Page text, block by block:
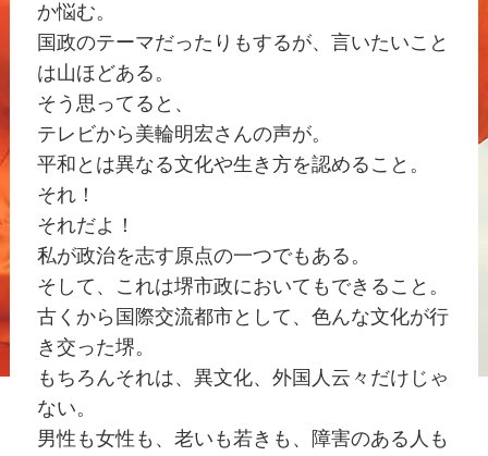
か悩む。
国政のテーマだったりもするが、言いたいこと
は山ほどある。
そう思ってると、
テレビから美輪明宏さんの声が。
平和とは異なる文化や生き方を認めること。
それ！
それだよ！
私が政治を志す原点の一つでもある。
そして、これは堺市政においてもできること。
古くから国際交流都市として、色んな文化が行
き交った堺。
もちろんそれは、異文化、外国人云々だけじゃ
ない。
男性も女性も、老いも若きも、障害のある人も